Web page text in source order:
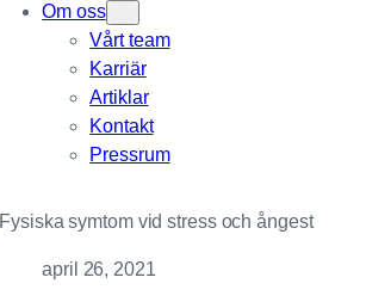
Om oss
Vårt team
Karriär
Artiklar
Kontakt
Pressrum
Fysiska symtom vid stress och ångest
april 26, 2021